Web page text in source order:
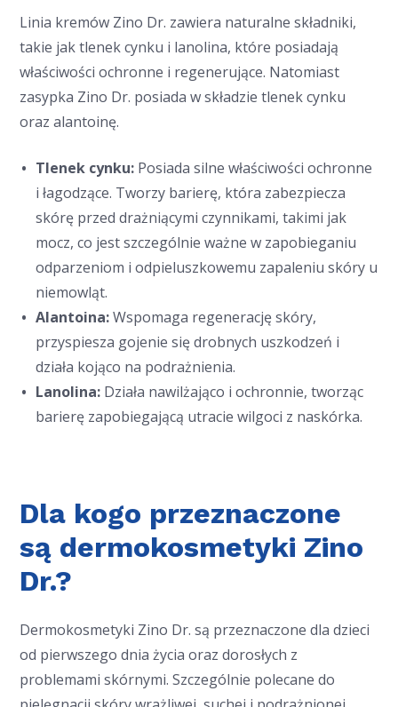
Linia kremów Zino Dr. zawiera naturalne składniki,
takie jak tlenek cynku i lanolina, które posiadają
właściwości ochronne i regenerujące. Natomiast
zasypka Zino Dr. posiada w składzie tlenek cynku
oraz alantoinę.
Tlenek cynku: Posiada silne właściwości ochronne
i łagodzące. Tworzy barierę, która zabezpiecza
skórę przed drażniącymi czynnikami, takimi jak
mocz, co jest szczególnie ważne w zapobieganiu
odparzeniom i odpieluszkowemu zapaleniu skóry u
niemowląt.
Alantoina:Wspomaga regenerację skóry,
przyspiesza gojenie się drobnych uszkodzeń i
działa kojąco na podrażnienia.
Lanolina: Działa nawilżająco i ochronnie, tworząc
barierę zapobiegającą utracie wilgoci z naskórka.
Dla kogo przeznaczone
są dermokosmetyki Zino
Dr.?
Dermokosmetyki Zino Dr. są przeznaczone dla dzieci
od pierwszego dnia życia oraz dorosłych z
problemami skórnymi. Szczególnie polecane do